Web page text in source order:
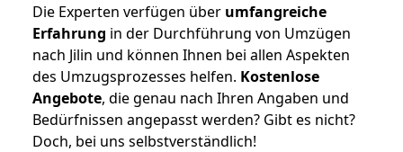
Die Experten verfügen über umfangreiche
Erfahrung in der Durchführung von Umzügen
nach Jilin und können Ihnen bei allen Aspekten
des Umzugsprozesses helfen. Kostenlose
Angebote, die genau nach Ihren Angaben und
Bedürfnissen angepasst werden? Gibt es nicht?
Doch, bei uns selbstverständlich!